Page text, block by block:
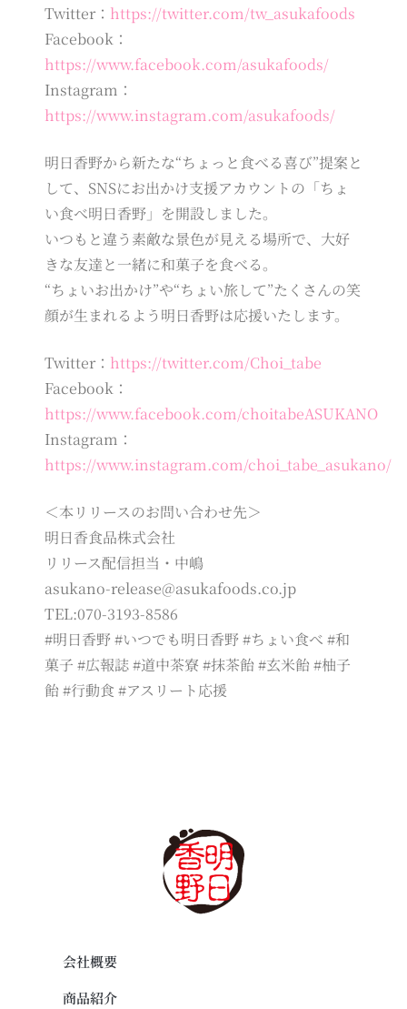
Twitter： https://twitter.com/tw_asukafoods
Facebook：
https://www.facebook.com/asukafoods/
Instagram：
https://www.instagram.com/asukafoods/
明日香野から新たな“ちょっと食べる喜び”提案と
して、SNSにお出かけ支援アカウントの「ちょ
い食べ明日香野」を開設しました。
いつもと違う素敵な景色が見える場所で、大好
きな友達と一緒に和菓子を食べる。
“ちょいお出かけ”や“ちょい旅して”たくさんの笑
顔が生まれるよう明日香野は応援いたします。
Twitter： https://twitter.com/Choi_tabe
Facebook：
https://www.facebook.com/choitabeASUKANO
Instagram：
https://www.instagram.com/choi_tabe_asukano/
＜本リリースのお問い合わせ先＞
明日香食品株式会社
リリース配信担当・中嶋
asukano-release@asukafoods.co.jp
TEL:070-3193-8586
#明日香野 #いつでも明日香野 #ちょい食べ #和
菓子 #広報誌 #道中茶寮 #抹茶飴 #玄米飴 #柚子
飴 #行動食 #アスリート応援
会社概要
商品紹介